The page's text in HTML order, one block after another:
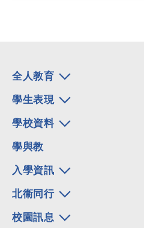
全人教育
學生表現
學校資料
學與教
入學資訊
北衞同行
校園訊息